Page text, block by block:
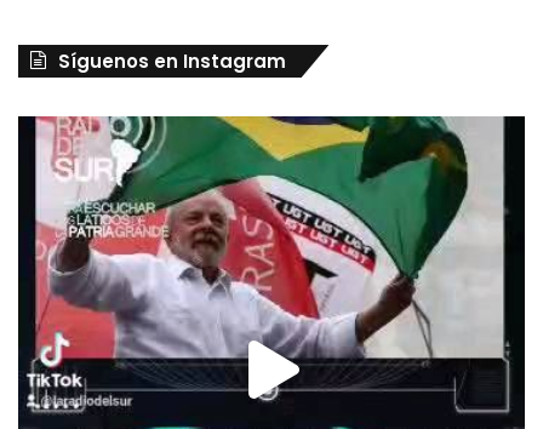
Síguenos en Instagram